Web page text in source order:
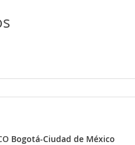
Bogotá-Ciudad de México